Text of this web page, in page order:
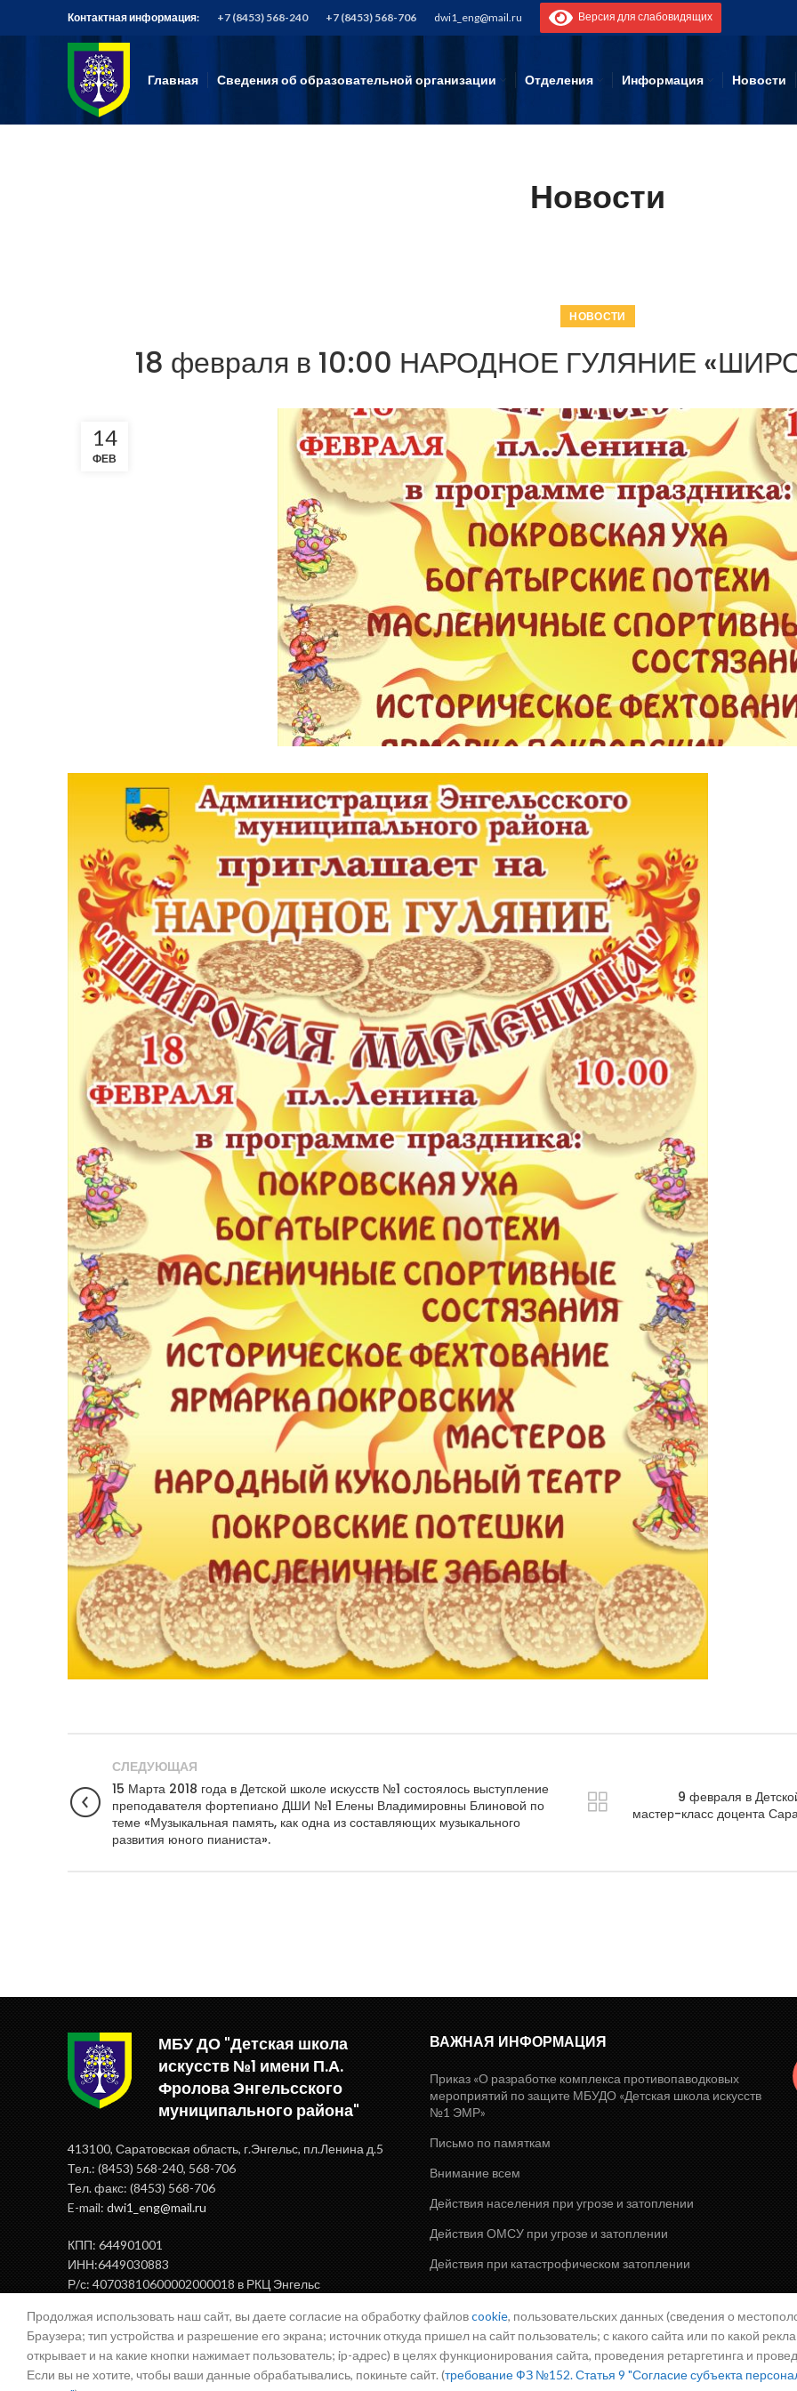
Контактная информация: +7 (8453) 568-240 +7 (8453) 568-706 dwi1_eng@mail.ru Версия для слабовидящих
Главная Сведения об образовательной организации Отделения Информация Новости
Новости
НОВОСТИ
18 февраля в 10:00 НАРОДНОЕ ГУЛЯНИЕ
14
ФЕВ
СЛЕДУЮЩАЯ
15 Марта 2018 года в Детской школе искусств №1 состоялось выступление
преподавателя фортепиано ДШИ №1 Елены Владимировны Блиновой по
теме «Музыкальная память, как одна из составляющих музыкального
развития юного пианиста».
9 февраля в
мастер-класс доцента
МБУ ДО "Детская школа
искусств №1 имени П.А.
Фролова Энгельсского
муниципального района"
413100, Саратовская область, г.Энгельс, пл.Ленина д.5
Тел.: (8453) 568-240, 568-706
Тел. факс: (8453) 568-706
E-mail: dwi1_eng@mail.ru
КПП: 644901001
ИНН:6449030883
Р/с: 40703810600002000018 в РКЦ Энгельс
ВАЖНАЯ ИНФОРМАЦИЯ
Приказ «О разработке комплекса противопаводковых
мероприятий по защите МБУДО «Детская школа искусств
№1 ЭМР»
Письмо по памяткам
Внимание всем
Действия населения при угрозе и затоплении
Действия ОМСУ при угрозе и затоплении
Действия при катастрофическом затоплении
Продолжая использовать наш сайт, вы даете согласие на обработку файловcookie, пользовательских данных (сведения о
Браузера; тип устройства и разрешение его экрана; источник откуда пришел на сайт пользователь; с какого сайта или по какой
открывает и на какие кнопки нажимает пользователь; ip-адрес) в целях функционирования сайта, проведения ретаргетинга и
Если вы не хотите, чтобы ваши данные обрабатывались, покиньте сайт. (требование ФЗ №152. Статья 9 "Согласие субъекта